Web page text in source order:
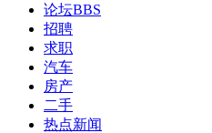
论坛BBS
招聘
求职
汽车
房产
二手
热点新闻